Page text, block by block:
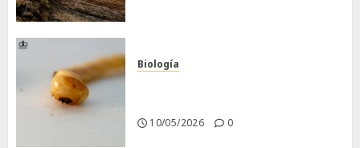
Biología
10/05/2026 0